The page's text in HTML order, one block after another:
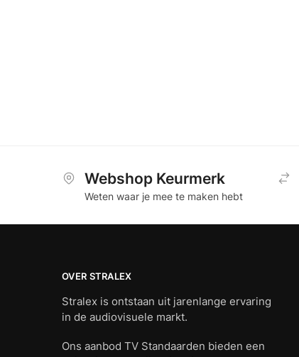
Webshop Keurmerk
Weten waar je mee te maken hebt
OVER STRALEX
Stralex is ontstaan uit jarenlange ervaring
in de audiovisuele markt.
Ons aanbod TV Standaarden bieden een